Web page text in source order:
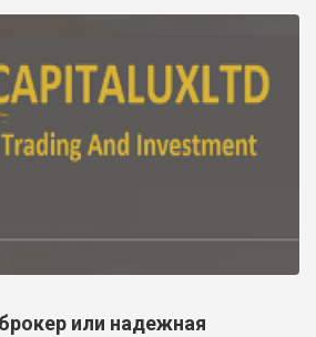
или надежная